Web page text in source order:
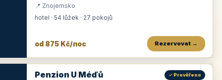
📍 Znojemsko
hotel · 54 lůžek · 27 pokojů
od 875 Kč/noc Rezervovat →
Penzion U Méďů ✓ Prověřeno